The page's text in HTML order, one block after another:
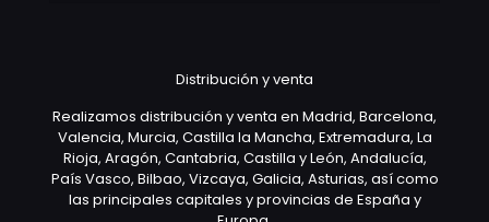
Distribución y venta
Realizamos distribución y venta en Madrid, Barcelona,
Valencia, Murcia, Castilla la Mancha, Extremadura, La
Rioja, Aragón, Cantabria, Castilla y León, Andalucía,
País Vasco, Bilbao, Vizcaya, Galicia, Asturias, así como
las principales capitales y provincias de España y